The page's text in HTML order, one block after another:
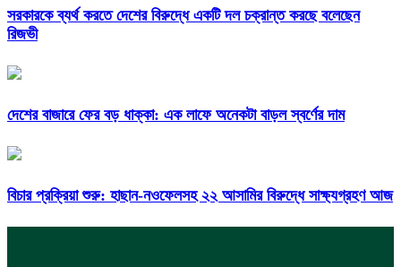
সরকারকে ব্যর্থ করতে দেশের বিরুদ্ধে একটি দল চক্রান্ত করছে বলেছেন
রিজভী
দেশের বাজারে ফের বড় ধাক্কা: এক লাফে অনেকটা বাড়ল স্বর্ণের দাম
বিচার প্রক্রিয়া শুরু: হাছান-নওফেলসহ ২২ আসামির বিরুদ্ধে সাক্ষ্যগ্রহণ আজ